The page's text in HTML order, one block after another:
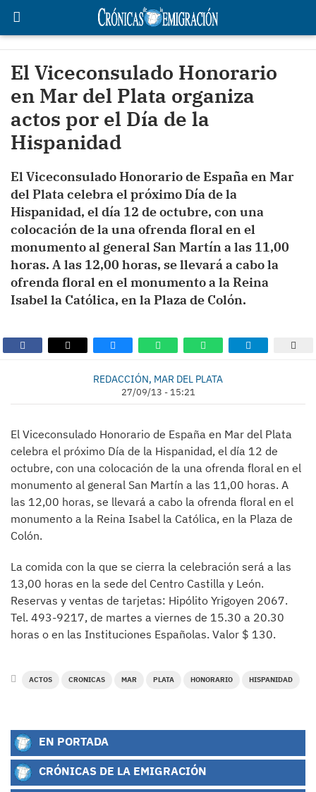
El Viceconsulado Honorario
en Mar del Plata organiza
actos por el Día de la
Hispanidad
El Viceconsulado Honorario de España en Mar
del Plata celebra el próximo Día de la
Hispanidad, el día 12 de octubre, con una
colocación de la una ofrenda floral en el
monumento al general San Martín a las 11,00
horas. A las 12,00 horas, se llevará a cabo la
ofrenda floral en el monumento a la Reina
Isabel la Católica, en la Plaza de Colón.
REDACCIÓN, MAR DEL PLATA
27/09/13 - 15:21
El Viceconsulado Honorario de España en Mar del Plata
celebra el próximo Día de la Hispanidad, el día 12 de
octubre, con una colocación de la una ofrenda floral en el
monumento al general San Martín a las 11,00 horas. A
las 12,00 horas, se llevará a cabo la ofrenda floral en el
monumento a la Reina Isabel la Católica, en la Plaza de
Colón.
La comida con la que se cierra la celebración será a las
13,00 horas en la sede del Centro Castilla y León.
Reservas y ventas de tarjetas: Hipólito Yrigoyen 2067.
Tel. 493-9217, de martes a viernes de 15.30 a 20.30
horas o en las Instituciones Españolas. Valor $ 130.
ACTOS CRONICAS MAR PLATA HONORARIO HISPANIDAD
EN PORTADA
CRÓNICAS DE LA EMIGRACIÓN